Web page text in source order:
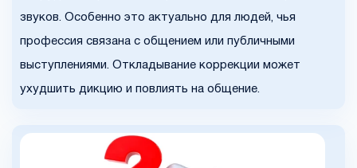
звуков. Особенно это актуально для людей, чья
профессия связана с общением или публичными
выступлениями. Откладывание коррекции может
ухудшить дикцию и повлиять на общение.